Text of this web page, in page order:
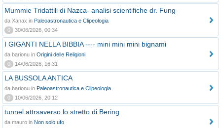
Mummie Tridattili di Nazca- analisi scientifiche dr. Fung
da Xanax in Paleoastronautica e Clipeologia
0
30/06/2026, 00:34
I GIGANTI NELLA BIBBIA ---- mini mini mini bignami
da barionu in Origini delle Religioni
0
14/06/2026, 16:31
LA BUSSOLA ANTICA
da barionu in Paleoastronautica e Clipeologia
0
10/06/2026, 20:12
tunnel attrsaverso lo stretto di Bering
da mauro in Non solo ufo